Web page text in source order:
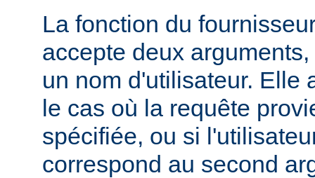
La fonction du
accepte deux
un nom d'utilisateur. Elle
le cas où la requête
spécifiée, ou si
correspond au second